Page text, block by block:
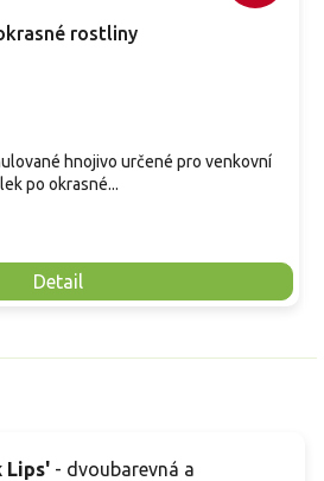
rostliny
Detail
hnojivo určené pro venkovní
po okrasné...
Lips' - dvoubarevná a